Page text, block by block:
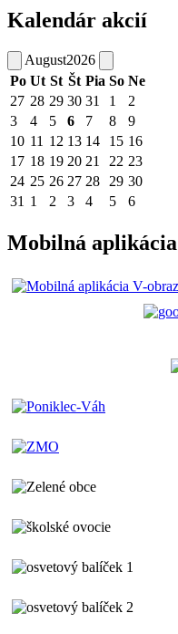
Kalendár akcií
August2026
Po Ut St Št Pia So Ne
27 28 29 30 31 1
2
3
4 5 6 7 8
9
10 11 12 13 14 15 16
17 18 19 20 21 22 23
24 25 26 27 28 29 30
31 1 2 3 4 5 6
Mobilná aplikácia